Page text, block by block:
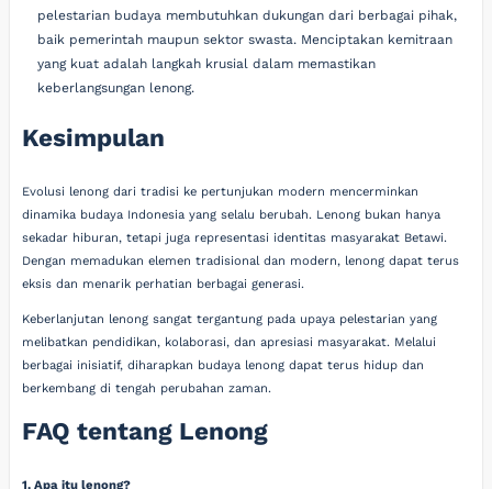
pelestarian budaya membutuhkan dukungan dari berbagai pihak,
baik pemerintah maupun sektor swasta. Menciptakan kemitraan
yang kuat adalah langkah krusial dalam memastikan
keberlangsungan lenong.
Kesimpulan
Evolusi lenong dari tradisi ke pertunjukan modern mencerminkan
dinamika budaya Indonesia yang selalu berubah. Lenong bukan hanya
sekadar hiburan, tetapi juga representasi identitas masyarakat Betawi.
Dengan memadukan elemen tradisional dan modern, lenong dapat terus
eksis dan menarik perhatian berbagai generasi.
Keberlanjutan lenong sangat tergantung pada upaya pelestarian yang
melibatkan pendidikan, kolaborasi, dan apresiasi masyarakat. Melalui
berbagai inisiatif, diharapkan budaya lenong dapat terus hidup dan
berkembang di tengah perubahan zaman.
FAQ tentang Lenong
1. Apa itu lenong?